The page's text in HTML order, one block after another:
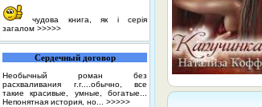
чудова книга, як і серія
загалом >>>>>
Сердечный договор
Необычный роман без
расхваливания г.г....обычно, все
такие красивые, умные, богатые...
Непонятная история, но... >>>>>